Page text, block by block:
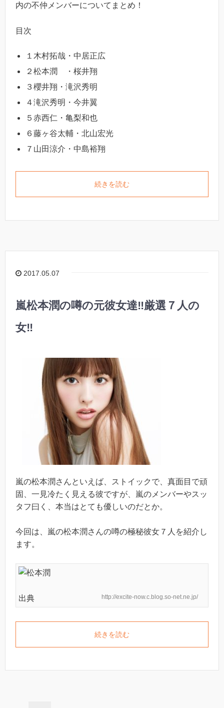
内の不仲メンバーについてまとめ！
目次
１木村拓哉・中居正広
２松本潤 ・桜井翔
３櫻井翔・滝沢秀明
４滝沢秀明・今井翼
５赤西仁・亀梨和也
６藤ヶ谷太輔・北山宏光
７山田涼介・中島裕翔
続きを読む
2017.05.07
嵐松本潤の噂の元彼女達‼︎厳選７人の
女‼︎
嵐の松本潤さんといえば、ストイックで、真面目で頑
固、一見冷たく見える彼ですが、嵐のメンバーやスッ
タフ曰く、本当はとても優しいのだとか。
今回は、嵐の松本潤さんの噂の極秘彼女７人を紹介し
ます。
出典 http://excite-now.c.blog.so-net.ne.jp/
続きを読む